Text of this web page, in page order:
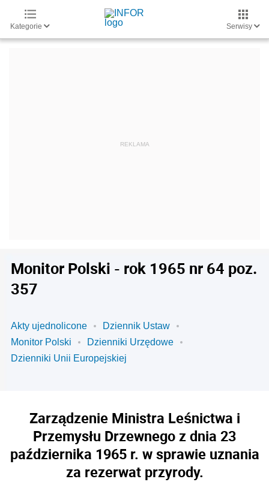
Kategorie Serwisy
Monitor Polski - rok 1965 nr 64 poz.
357
Akty ujednolicone
Dziennik Ustaw
Monitor Polski
Dzienniki Urzędowe
Dzienniki Unii Europejskiej
Zarządzenie Ministra Leśnictwa i
Przemysłu Drzewnego z dnia 23
października 1965 r. w sprawie uznania
za rezerwat przyrody.